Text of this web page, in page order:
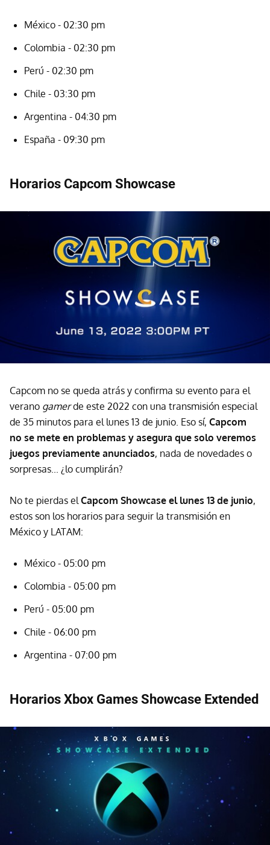
México - 02:30 pm
Colombia - 02:30 pm
Perú - 02:30 pm
Chile - 03:30 pm
Argentina - 04:30 pm
España - 09:30 pm
Horarios Capcom Showcase
Capcom no se queda atrás y confirma su evento para el
verano gamerde este 2022 con una transmisión especial
de 35 minutos para el lunes 13 de junio. Eso sí, Capcom
no se mete en problemas y asegura que solo veremos
juegos previamente anunciados, nada de novedades o
sorpresas... ¿lo cumplirán?
No te pierdas el Capcom Showcase el lunes 13 de junio,
estos son los horarios para seguir la transmisión en
México y LATAM:
México - 05:00 pm
Colombia - 05:00 pm
Perú - 05:00 pm
Chile - 06:00 pm
Argentina - 07:00 pm
Horarios Xbox Games Showcase Extended